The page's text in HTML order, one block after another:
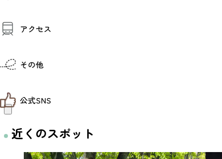
お役立ち情報
アクセス
市内の交通情報
その他
お問い合わせ
せんだい旅日和とは
サイト利用規約
プライバシーポリシー
公式SNS
せんだい旅日和 Instagram
仙台旅先体験コレクション Facebook
近くのスポット